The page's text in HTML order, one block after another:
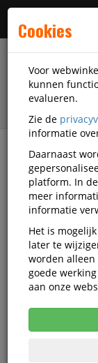
Printer
Kopieer
HP
Cookies
Voor
kunnen
evalueren.
Zie de
informatie
Daarnaast
platform. In de
meer
informatie
Het is
later te
worden alleen
goede
aan onze